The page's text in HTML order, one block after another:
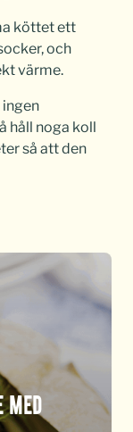
köttet ett
och
värme.
ingen
håll noga koll
så att den
MED